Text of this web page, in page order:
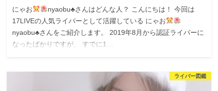
にゃお
nyaobu♣︎さんはどんな人？ こんにちは！ 今回は
17LIVEの人気ライバーとして活躍している にゃお
nyaobu♣︎さんをご紹介します。 2019年8月から認証ライバーに
なったばかりですが、 すでに1…
ライバー図鑑